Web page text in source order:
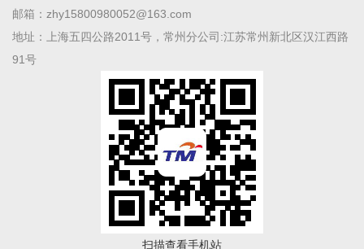
邮箱：zhy15800980052@163.com
地址：上海五四公路2011号，常州分公司:江苏常州新北区汉江西路
91号
扫描查看手机站